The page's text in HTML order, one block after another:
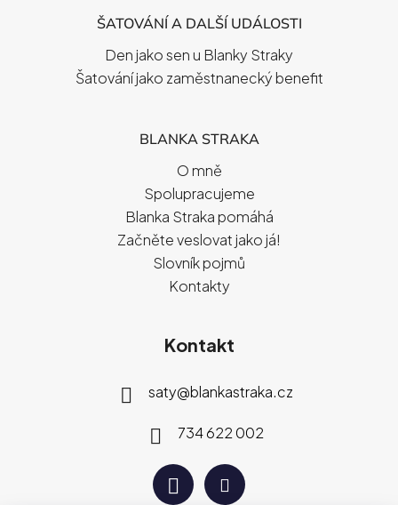
ŠATOVÁNÍ A DALŠÍ UDÁLOSTI
Den jako sen u Blanky Straky
Šatování jako zaměstnanecký benefit
BLANKA STRAKA
O mně
Spolupracujeme
Blanka Straka pomáhá
Začněte veslovat jako já!
Slovník pojmů
Kontakty
Kontakt
saty@blankastraka.cz
734 622 002